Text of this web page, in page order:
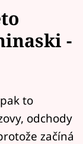
-
to
odchody
začíná